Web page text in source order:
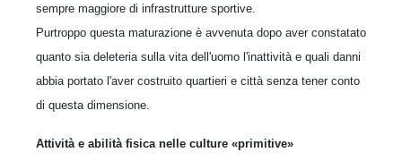
sempre maggiore di infrastrutture sportive.
Purtroppo questa maturazione è avvenuta dopo aver constatato
quanto sia deleteria sulla vita dell'uomo l'inattività e quali danni
abbia portato l'aver costruito quartieri e città senza tener conto
di questa dimensione.
Attività e abilità fisica nelle culture «primitive»